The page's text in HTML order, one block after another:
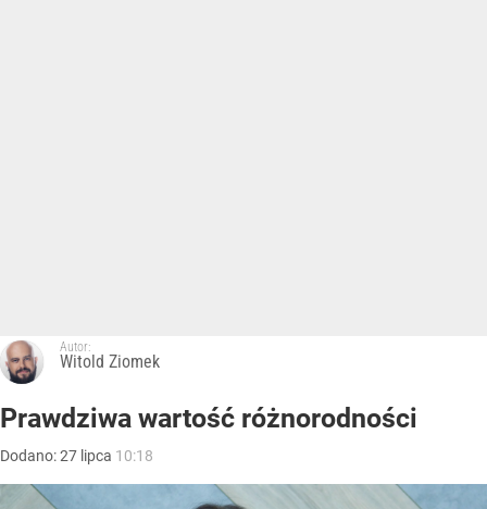
Autor:
Witold Ziomek
Prawdziwa wartość różnorodności
Dodano:27 lipca 10:18